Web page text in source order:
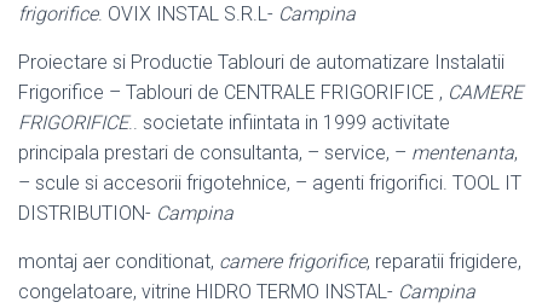
frigorifice. OVIX INSTAL S.R.L- Campina
Proiectare si Productie Tablouri de automatizare Instalatii
Frigorifice – Tablouri de CENTRALE FRIGORIFICE , CAMERE
FRIGORIFICE.. societate infiintata in 1999 activitate
principala prestari de consultanta, – service, – mentenanta,
– scule si accesorii frigotehnice, – agenti frigorifici. TOOL IT
DISTRIBUTION- Campina
montaj aer conditionat, camere frigorifice, reparatii frigidere,
congelatoare, vitrine HIDRO TERMO INSTAL- Campina